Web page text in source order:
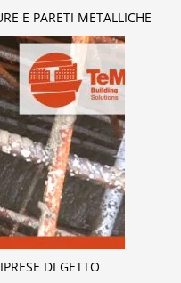
E PARETI METALLICHE
DI GETTO